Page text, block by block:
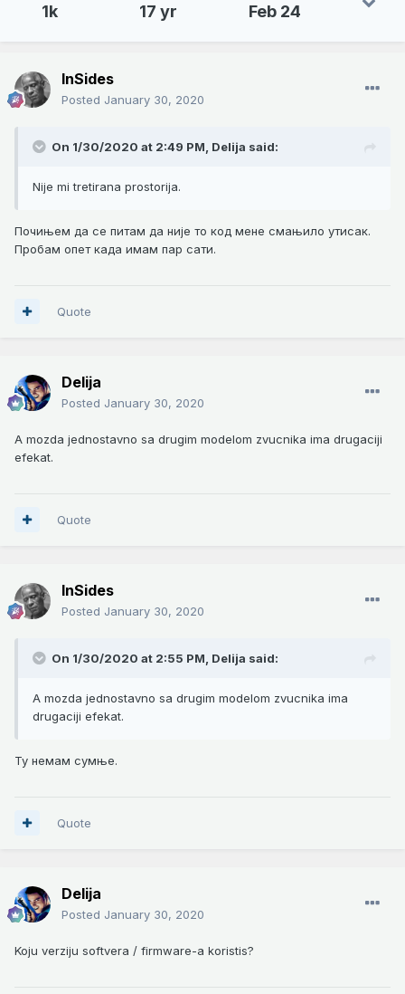
1k 17 yr Feb 24
InSides
Posted January 30, 2020
On 1/30/2020 at 2:49 PM, Delija said:
Nije mi tretirana prostorija.
Почињем да се питам да није то код мене смањило утисак.
Пробам опет када имам пар сати.
Quote
Delija
Posted January 30, 2020
A mozda jednostavno sa drugim modelom zvucnika ima drugaciji
efekat.
Quote
InSides
Posted January 30, 2020
On 1/30/2020 at 2:55 PM, Delija said:
A mozda jednostavno sa drugim modelom zvucnika ima
drugaciji efekat.
Ту немам сумње.
Quote
Delija
Posted January 30, 2020
Koju verziju softvera / firmware-a koristis?